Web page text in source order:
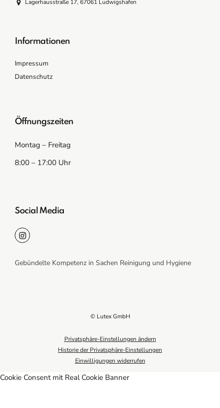
Lagerhausstraße 17, 67061 Ludwigshafen
Informationen
Impressum
Datenschutz
Öffnungszeiten
Montag – Freitag
8:00 – 17:00 Uhr
Social Media
Gebündelte Kompetenz in Sachen Reinigung und Hygiene
© Lutex GmbH
Privatsphäre-Einstellungen ändern
Historie der Privatsphäre-Einstellungen
Einwilligungen widerrufen
Cookie Consent mit Real Cookie Banner